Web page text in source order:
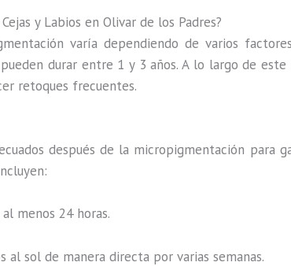
y Labios en Olivar de los Padres?
varía dependiendo de varios
durar entre 1 y 3 años. A lo largo de
retoques frecuentes.
después de la micropigmentación para
menos 24 horas.
al sol de manera directa por varias semanas.